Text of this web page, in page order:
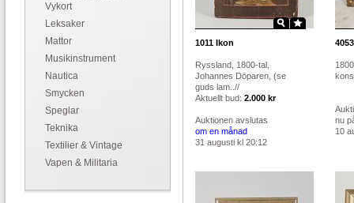
Vykort
Leksaker
Mattor
Musikinstrument
Nautica
Smycken
Speglar
Teknika
Textilier & Vintage
Vapen & Militaria
1011 Ikon
Ryssland, 1800-tal,
Johannes Döparen, (se
guds lam..//
Aktuellt bud: 2.000 kr
Auktionen avslutas
om en månad
31 augusti kl 20:12
4053
nu
10